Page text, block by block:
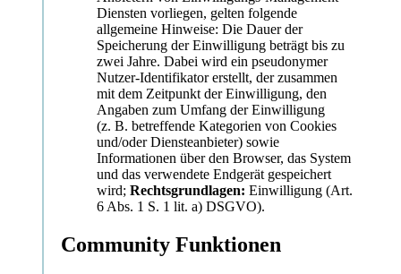
Diensten vorliegen, gelten folgende
allgemeine Hinweise: Die Dauer der
Speicherung der Einwilligung beträgt bis zu
zwei Jahre. Dabei wird ein pseudonymer
Nutzer-Identifikator erstellt, der zusammen
mit dem Zeitpunkt der Einwilligung, den
Angaben zum Umfang der Einwilligung
(z. B. betreffende Kategorien von Cookies
und/oder Diensteanbieter) sowie
Informationen über den Browser, das System
und das verwendete Endgerät gespeichert
wird; Rechtsgrundlagen: Einwilligung (Art.
6 Abs. 1 S. 1 lit. a) DSGVO).
Community Funktionen